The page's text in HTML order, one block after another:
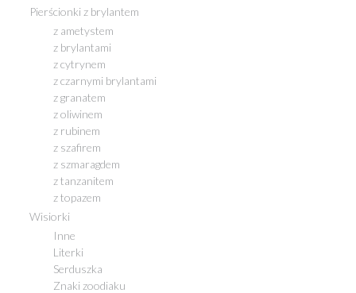
Pierścionki z brylantem
z ametystem
z brylantami
z cytrynem
z czarnymi brylantami
z granatem
z oliwinem
z rubinem
z szafirem
z szmaragdem
z tanzanitem
z topazem
Wisiorki
Inne
Literki
Serduszka
Znaki zoodiaku